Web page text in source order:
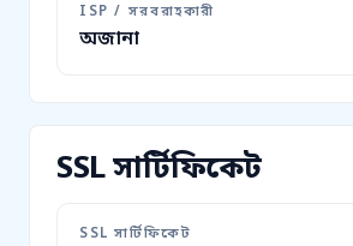
ISP / সরবরাহকারী
অজানা
SSL সার্টিফিকেট
SSL সার্টিফিকেট